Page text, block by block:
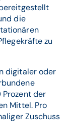
die
zu
digitaler oder
Prozent der
Mittel. Pro
Zuschuss